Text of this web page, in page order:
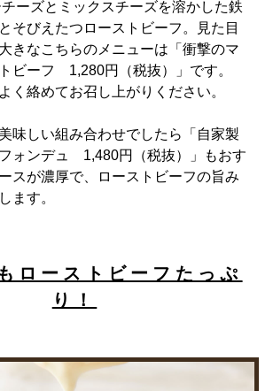
ーズとミックスチーズを溶かした鉄
そびえたつローストビーフ。見た目
きなこちらのメニューは「衝撃のマ
ビーフ 1,280円（税抜）」です。
く絡めてお召し上がりください。
味しい組み合わせでしたら「自家製
ォンデュ 1,480円（税抜）」もおす
スが濃厚で、ローストビーフの旨み
ます。
ローストビーフたっぷ
り！